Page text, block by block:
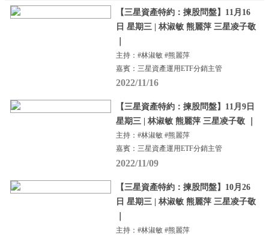
【三星資產特約：揀股問盤】11月16
日 星期三 | 林淑敏 熊麗萍 三星凌子敬
主持：#林淑敏 #熊麗萍
嘉賓：三星資產運用ETF分銷主管
2022/11/16
【三星資產特約：揀股問盤】11月9日
星期三 | 林淑敏 熊麗萍 三星凌子敬 ｜
主持：#林淑敏 #熊麗萍
嘉賓：三星資產運用ETF分銷主管
2022/11/09
【三星資產特約：揀股問盤】10月26
日 星期三 | 林淑敏 熊麗萍 三星凌子敬
主持：#林淑敏 #熊麗萍